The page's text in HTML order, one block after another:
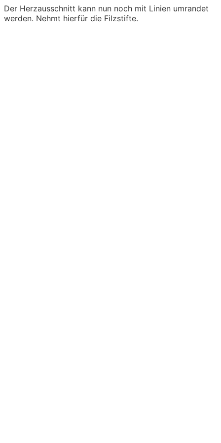
Der Herzausschnitt kann nun noch mit Linien umrandet
werden. Nehmt hierfür die Filzstifte.